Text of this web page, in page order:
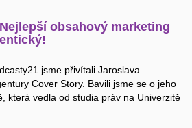
obsahový marketing
jsme přivítali Jaroslava
Cover Story. Bavili jsme se o jeho
která vedla od studia práv na Univerzitě